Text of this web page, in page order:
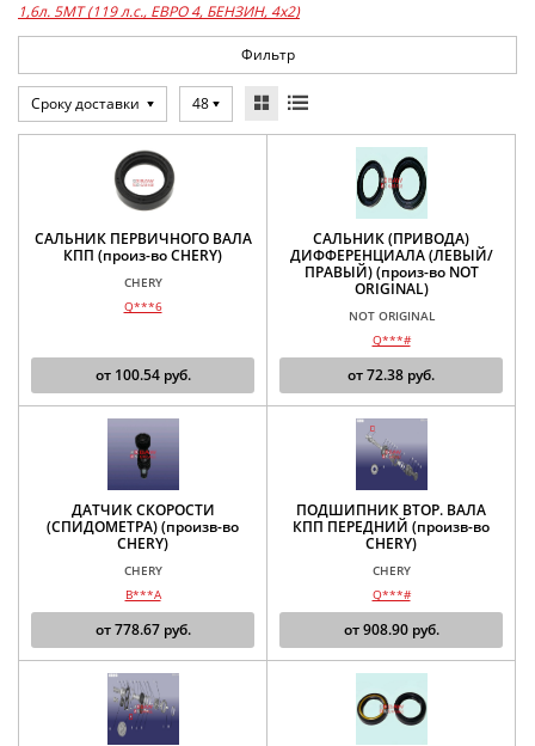
1,6л. 5MT (119 л.с., ЕВРО 4, БЕНЗИН, 4x2)
Фильтр
Сроку доставки 48
САЛЬНИК ПЕРВИЧНОГО ВАЛА
КПП (произ-во CHERY)
CHERY
Q***6
от 100.54руб.
САЛЬНИК (ПРИВОДА)
ДИФФЕРЕНЦИАЛА (ЛЕВЫЙ/
ПРАВЫЙ) (произ-во NOT
ORIGINAL)
NOT ORIGINAL
Q***#
от72.38 руб.
ДАТЧИК СКОРОСТИ
(СПИДОМЕТРА) (произв-во
CHERY)
CHERY
B***A
от778.67руб.
ПОДШИПНИК ВТОР. ВАЛА
КПП ПЕРЕДНИЙ (произв-во
CHERY)
CHERY
Q***#
от908.90руб.